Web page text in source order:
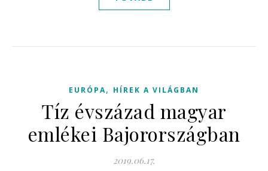
EURÓPA, HÍREK A VILÁGBAN
Tíz évszázad magyar
emlékei Bajorországban
2019.06.17.